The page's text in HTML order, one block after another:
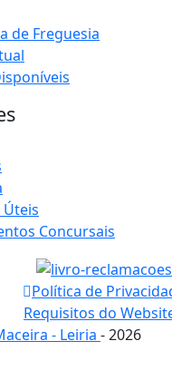
de Freguesia
Concursais
Política de
Requisitos do
- Leiria - 2026